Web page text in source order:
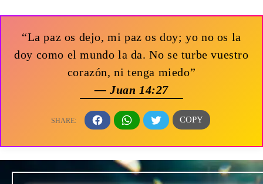
“La paz os dejo, mi paz os doy; yo no os la
doy como el mundo la da. No se turbe vuestro
corazón, ni tenga miedo”
— Juan 14:27